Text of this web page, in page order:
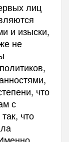
лиц
и изыски,
не
что
с
что